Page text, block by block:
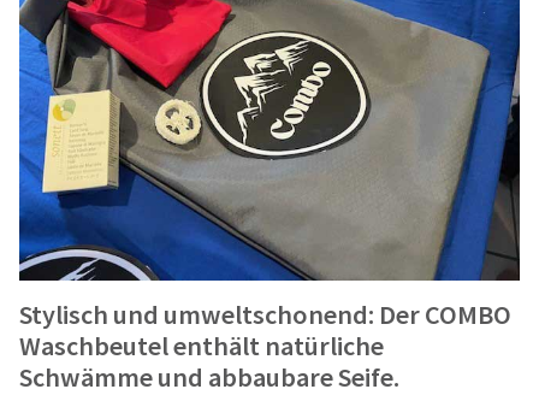
Stylisch und umweltschonend: Der COMBO
Waschbeutel enthält natürliche
Schwämme und abbaubare Seife.